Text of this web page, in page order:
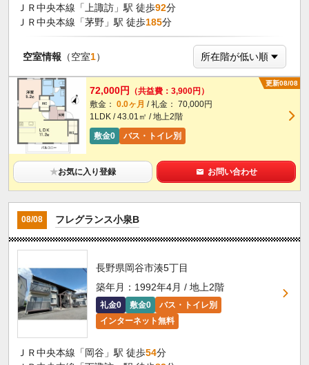
ＪＲ中央本線「上諏訪」駅 徒歩92分
ＪＲ中央本線「茅野」駅 徒歩185分
空室情報 （空室1）
更新08/08
72,000円
（共益費：3,900円）
敷金： 0.0ヶ月 / 礼金： 70,000円
1LDK / 43.01㎡ / 地上2階
敷金0
バス・トイレ別
★お気に入り登録 お問い合わせ
08/08 フレグランス小泉B
長野県岡谷市湊5丁目
築年月：1992年4月 / 地上2階
礼金0 敷金0
バス・トイレ別
インターネット無料
ＪＲ中央本線「岡谷」駅 徒歩54分